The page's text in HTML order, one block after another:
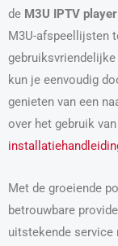
de M3U IPTV player
M3U-afspeellijsten
kun je eenvoudig
genieten van een
over het gebruik
Met de groeiende
betrouwbare
uitstekende service